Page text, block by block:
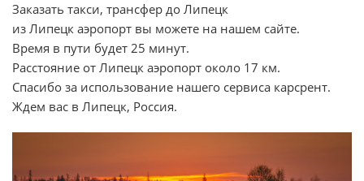
Заказать такси, трансфер до Липецк
из Липецк аэропорт вы можете на нашем сайте.
Время в пути будет 25 минут.
Расстояние от Липецк аэропорт около 17 км.
Спасибо за использование нашего сервиса карсрент.
Ждем вас в Липецк, Россия.